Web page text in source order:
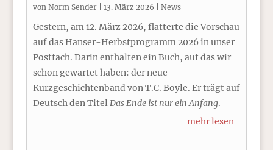
von Norm Sender| 13. März 2026 News
Gestern, am 12. März 2026, flatterte die Vorschau
auf das Hanser-Herbstprogramm 2026 in unser
Postfach. Darin enthalten ein Buch, auf das wir
schon gewartet haben: der neue
Kurzgeschichtenband von T.C. Boyle. Er trägt auf
Deutsch den TitelDas Ende ist nur ein Anfang.
mehr lesen